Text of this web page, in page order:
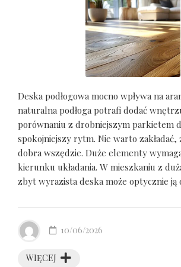
Deska podłogowa mocno wpływa na
naturalna podłoga potrafi dodać
porównaniu z drobniejszym parkietem
spokojniejszy rytm. Nie warto zakładać,
dobra wszędzie. Duże elementy
kierunku układania. W mieszkaniu z
zbyt wyrazista deska może optycznie ją
WIĘCEJ
10/06/2026